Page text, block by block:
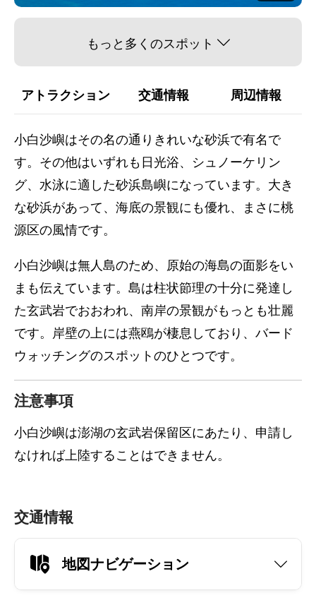
もっと多くのスポット
アトラクション 交通情報 周辺情報
小白沙嶼はその名の通りきれいな砂浜で有名で
す。その他はいずれも日光浴、シュノーケリン
グ、水泳に適した砂浜島嶼になっています。大き
な砂浜があって、海底の景観にも優れ、まさに桃
源区の風情です。
小白沙嶼は無人島のため、原始の海島の面影をい
まも伝えています。島は柱状節理の十分に発達し
た玄武岩でおおわれ、南岸の景観がもっとも壮麗
です。岸壁の上には燕鴎が棲息しており、バード
ウォッチングのスポットのひとつです。
注意事項
小白沙嶼は澎湖の玄武岩保留区にあたり、申請し
なければ上陸することはできません。
交通情報
地図ナビゲーション